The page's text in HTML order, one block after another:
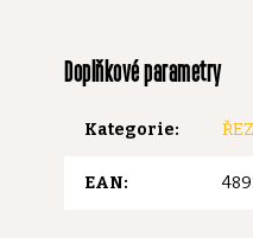
Doplňkové parametry
Kategorie:
EAN: